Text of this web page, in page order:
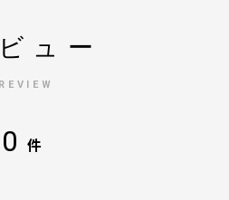
ュー
REVIEW
0 件